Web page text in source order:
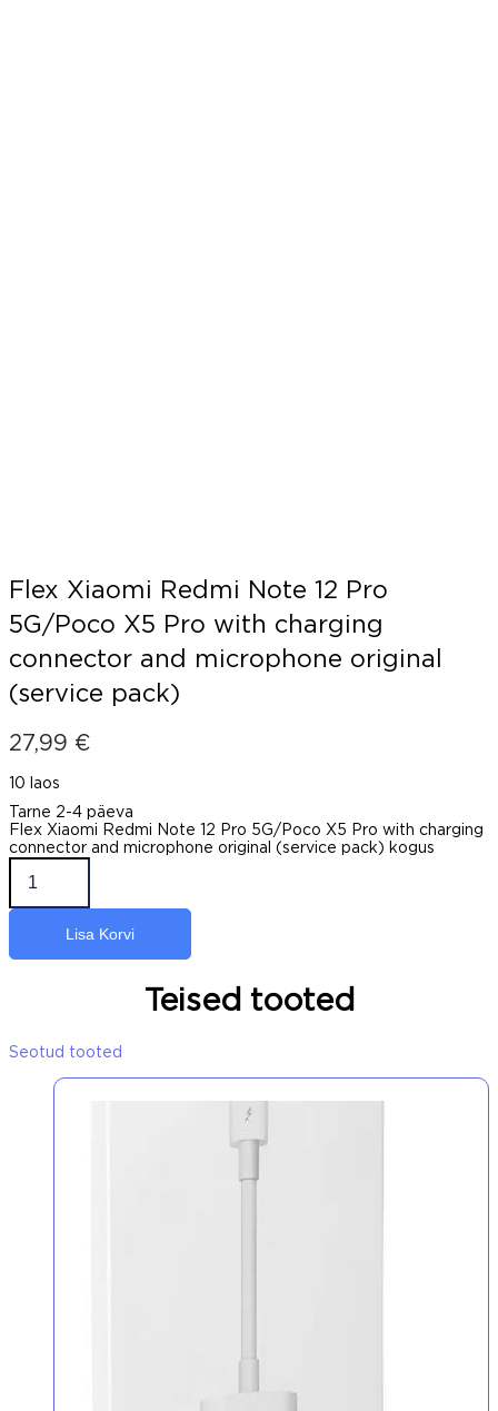
Flex Xiaomi Redmi Note 12 Pro
5G/Poco X5 Pro with charging
connector and microphone original
(service pack)
27,99 €
10 laos
Tarne 2-4 päeva
Flex Xiaomi Redmi Note 12 Pro 5G/Poco X5 Pro with charging
connector and microphone original (service pack) kogus
Lisa Korvi
Teised tooted
Seotud tooted